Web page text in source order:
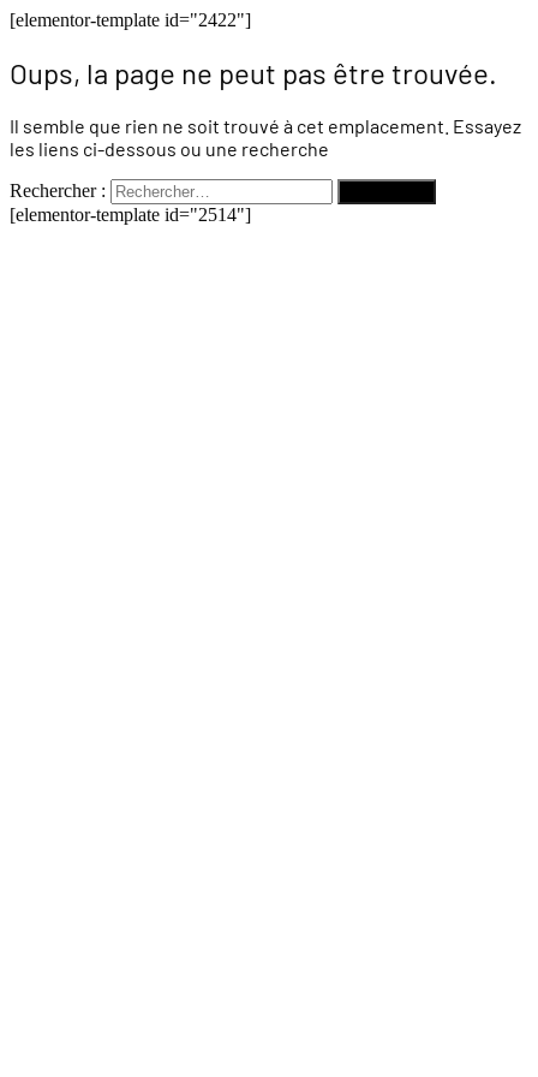
[elementor-template id="2422"]
Oups, la page ne peut pas être trouvée.
Il semble que rien ne soit trouvé à cet emplacement. Essayez
les liens ci-dessous ou une recherche
Rechercher :
[elementor-template id="2514"]